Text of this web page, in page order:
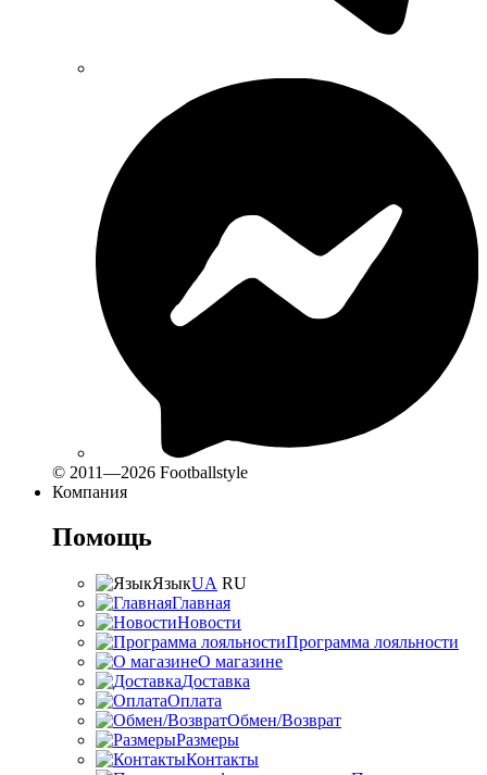
© 2011—2026 Footballstyle
Компания
Помощь
ЯзыкUA RU
Главная
Новости
Программа лояльности
О магазине
Доставка
Оплата
Обмен/Возврат
Размеры
Контакты